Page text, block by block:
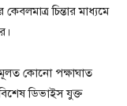
চিন্তার মাধ্যমে
মূলত কোনো পক্ষাঘাত
ডিভাইস যুক্ত